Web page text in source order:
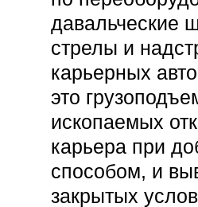
давальческие
стрелы и
карьерных
это
ископаемых
карьера при
способом, и
закрытых